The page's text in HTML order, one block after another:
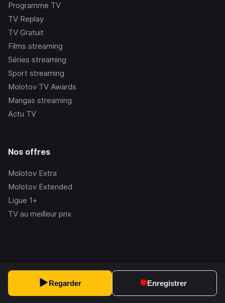
Regarder Enregistrer
Programme TV
TV Replay
TV Gratuit
Films streaming
Séries streaming
Sport streaming
Molotov TV Awards
Mangas streaming
Actu TV
Nos offres
Molotov Extra
Molotov Extended
Ligue 1+
TV au meilleur prix
2.228.1